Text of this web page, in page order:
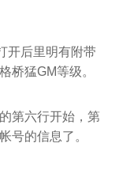
开后里明有附带
桥猛GM等级。
第六行开始，第
号的信息了。